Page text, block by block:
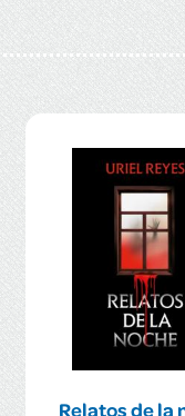
Relatos de la